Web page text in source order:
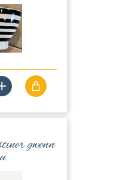
gwenn